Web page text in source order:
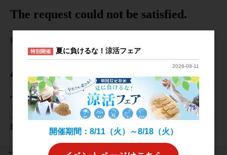
特別開催 夏に負けるな！涼活フェア
2026-08-11
開催期間：8/11（火）～8/18（火）